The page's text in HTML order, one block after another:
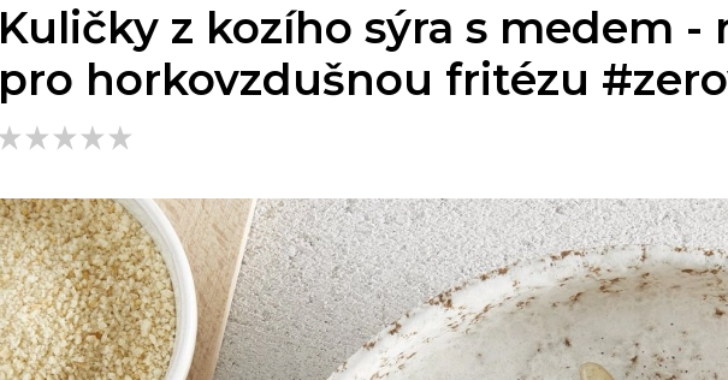
Kuličky z kozího sýra s medem -
pro horkovzdušnou fritézu